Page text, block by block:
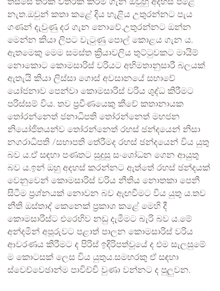
තිස්සේ තර්ක විතර්ක කිරීම ගැන ඔවුහු අදහස් පළේ
නැත.ඔවුන් කතා කළේ දිය හැළිය උතුරන්නට පැය
ගණන් දැවුණු දර ගැන නොවේ.උතුරන්නට ඔන්න
මෙන්න කියා ලිපට වැටුණු පොල් කොළය ගැන ය.
ඇතමෙකු මෙම සමස්ත ක්‍රියාවලිය තුට්ටුවකට මායිම්
නොකොට කොමසාරිස් වරියට අභිමතානුසාරී බලයක්
ඇතැයි කියා ලිස්සා ගොස් අවසානයේ සභාවේ
යෝජනාව පෙන්වා කොමසාරිස් වරිය ශුද්ධ කිරීමට
පරිස්සම් විය. තව ප්‍රවීණයෙකු කීවේ කතානායක
තෝරන්නෙත් ජනාධිපති තෝරන්නෙත් මහජන
නියෝජිතයන්ව තෝරන්නෙත් රහස් ඡන්දයෙන් නිසා
නගරාධිපති /සභාපති තේරීමද රහස් ඡන්දයෙන් විය යුතු
බව ය.ඒ සඳහා පණතට සුදුසු සංශෝධන ගෙන ආයුතු
බව ය.ඉන් ඔහු අදහස් කරන්නට ඇත්තේ රහස් ඡන්දයක්
වෙනුවෙන් කොමසාරිස් වරිය නීතිය නොතකා පෙනී
සිටීම ප්‍රශ්නයක් නොවන බව ඇඟවීමට විය යුතු ය.තව
නීති ඔස්තාද් කෙනෙක් ප්‍රකාශ කළේ මෙහි දී
කොමසාරිස්ට එරෙහිව නඩු දැමීමට බැරි බව ය.මේ
අන්දමින් අපූරුවට පළාත් පාලන කොමසාරිස් වරිය
ආවරණය කිරීමට ද පිරිස් ඉදිරිපත්වූයේ ද එම සැලසුමේ
ම කොටසක් ලෙස විය යුතුය.සමහරකු ඒ සඳහා
ස්වෙච්වෙඡාන්ම පාවිච්චි වුණා වන්නට ද පුලුවන.